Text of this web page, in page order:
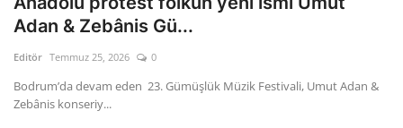
Adan & Zebânis Gü...
Editör Temmuz 25, 2026 0
Bodrum’da devam eden 23. Gümüşlük Müzik Festivali, Umut Adan &
Zebânis konseriy...